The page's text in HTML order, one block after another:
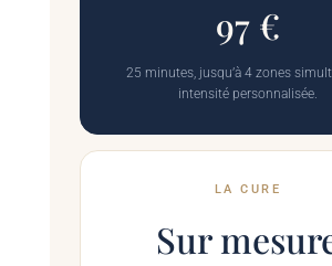
97 €
25 minutes, jusqu’à 4 zones
intensité personnalisée.
LA CURE
Sur